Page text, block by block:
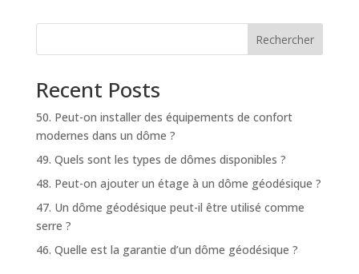
Rechercher
Recent Posts
50. Peut-on installer des équipements de confort
modernes dans un dôme ?
49. Quels sont les types de dômes disponibles ?
48. Peut-on ajouter un étage à un dôme géodésique ?
47. Un dôme géodésique peut-il être utilisé comme
serre ?
46. Quelle est la garantie d’un dôme géodésique ?